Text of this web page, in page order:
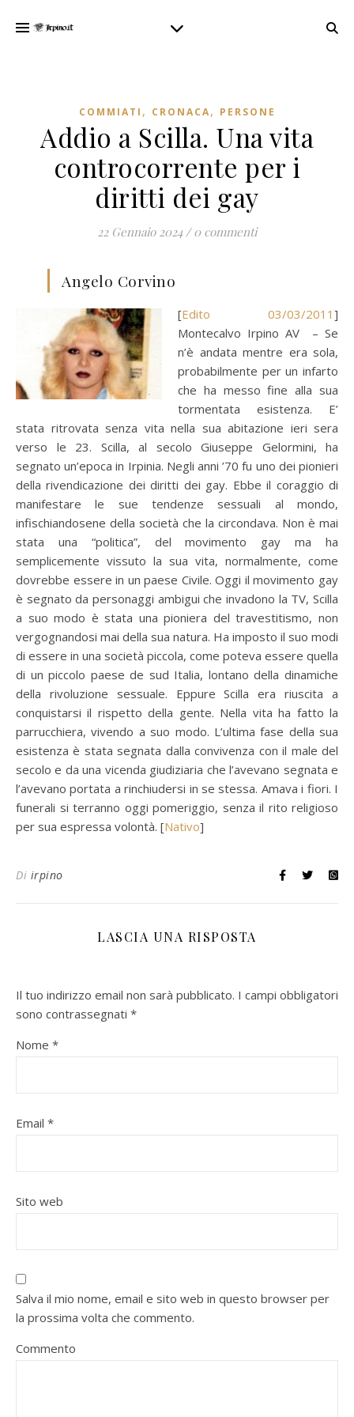
COMMIATI , CRONACA, PERSONE
Addio a Scilla. Una vita
controcorrente per i
diritti dei gay
22 Gennaio 2024 / 0 commenti
Angelo Corvino
[ Edito 03/03/2011 ]
Montecalvo Irpino AV – Se
n’è andata mentre era sola,
probabilmente per un infarto
che ha messo fine alla sua
tormentata esistenza. E’
stata ritrovata senza vita nella sua abitazione ieri sera
verso le 23. Scilla, al secolo Giuseppe Gelormini, ha
segnato un’epoca in Irpinia. Negli anni ’70 fu uno dei pionieri
della rivendicazione dei diritti dei gay. Ebbe il coraggio di
manifestare le sue tendenze sessuali al mondo,
infischiandosene della società che la circondava. Non è mai
stata una “politica”, del movimento gay ma ha
semplicemente vissuto la sua vita, normalmente, come
dovrebbe essere in un paese Civile. Oggi il movimento gay
è segnato da personaggi ambigui che invadono la TV, Scilla
a suo modo è stata una pioniera del travestitismo, non
vergognandosi mai della sua natura. Ha imposto il suo modi
di essere in una società piccola, come poteva essere quella
di un piccolo paese de sud Italia, lontano della dinamiche
della rivoluzione sessuale. Eppure Scilla era riuscita a
conquistarsi il rispetto della gente. Nella vita ha fatto la
parrucchiera, vivendo a suo modo. L’ultima fase della sua
esistenza è stata segnata dalla convivenza con il male del
secolo e da una vicenda giudiziaria che l’avevano segnata e
l’avevano portata a rinchiudersi in se stessa. Amava i fiori. I
funerali si terranno oggi pomeriggio, senza il rito religioso
per sua espressa volontà. [Nativo]
Di irpino
LASCIA UNA RISPOSTA
Il tuo indirizzo email non sarà pubblicato. I campi obbligatori
sono contrassegnati *
Nome *
Email *
Sito web
Salva il mio nome, email e sito web in questo browser per
la prossima volta che commento.
Commento